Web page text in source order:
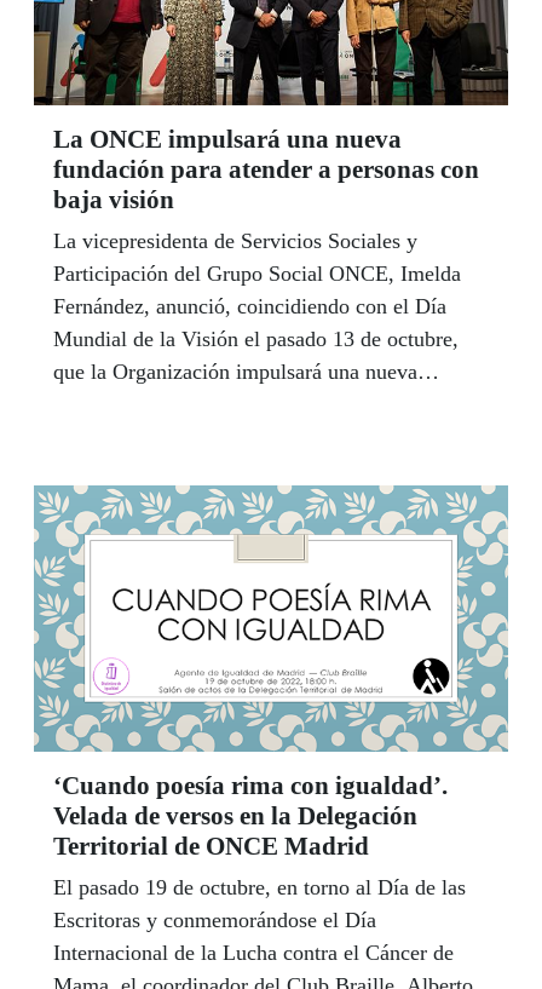
La ONCE impulsará una nueva
fundación para atender a personas con
baja visión
La vicepresidenta de Servicios Sociales y
Participación del Grupo Social ONCE, Imelda
Fernández, anunció, coincidiendo con el Día
Mundial de la Visión el pasado 13 de octubre,
que la Organización impulsará una nueva
parámetros de afiliación a la ONCE.
‘Cuando poesía rima con igualdad’.
Velada de versos en la Delegación
Territorial de ONCE Madrid
El pasado 19 de octubre, en torno al Día de las
Escritoras y conmemorándose el Día
Internacional de la Lucha contra el Cáncer de